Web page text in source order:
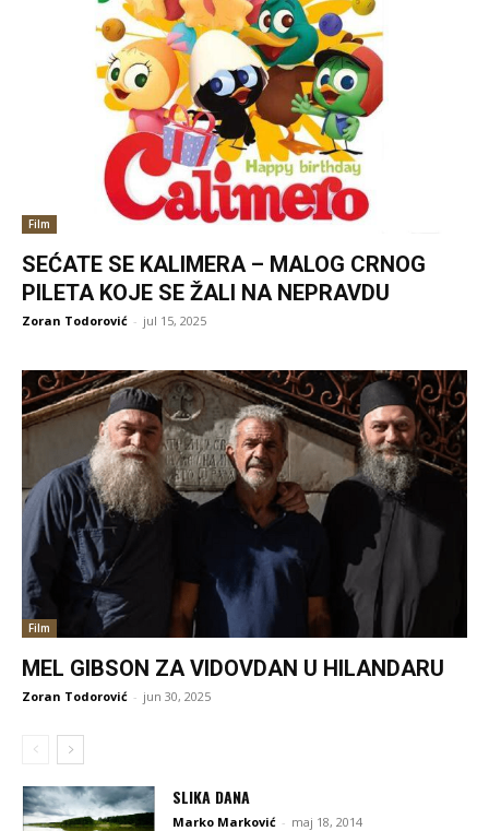
Film
SEĆATE SE KALIMERA – MALOG CRNOG
PILETA KOJE SE ŽALI NA NEPRAVDU
Zoran Todorović - jul 15, 2025
Film
MEL GIBSON ZA VIDOVDAN U HILANDARU
Zoran Todorović - jun 30, 2025
SLIKA DANA
Marko Marković - maj 18, 2014